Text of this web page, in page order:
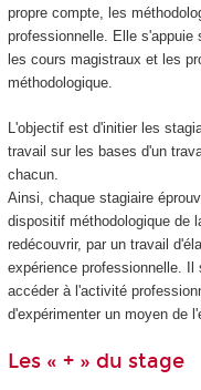
propre compte, les
professionnelle. Elle s'appuie
les cours magistraux et les
méthodologique.
L'objectif est d'initier les
travail sur les bases d'un
chacun.
Ainsi, chaque stagiaire
dispositif méthodologique de
redécouvrir, par un travail
expérience professionnelle.
accéder à l'activité
d'expérimenter un moyen de
Les « + » du stage